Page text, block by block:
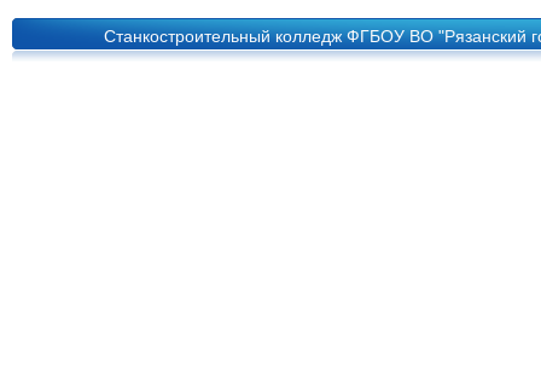
Станкостроительный колледж ФГБОУ ВО "Рязанский